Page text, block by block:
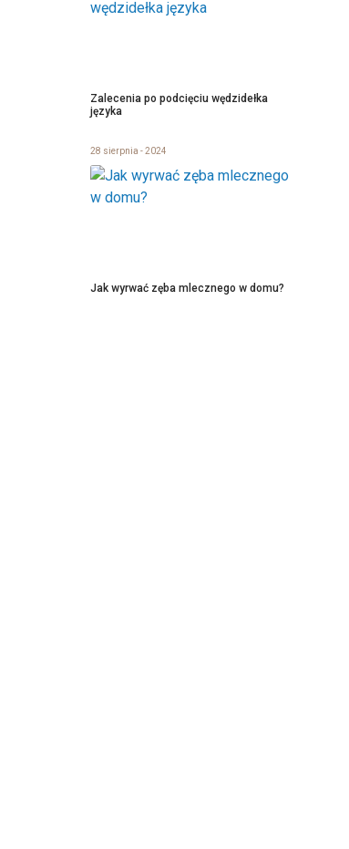
Zalecenia po podcięciu wędzidełka
języka
28 sierpnia - 2024
Jak wyrwać zęba mlecznego w domu?